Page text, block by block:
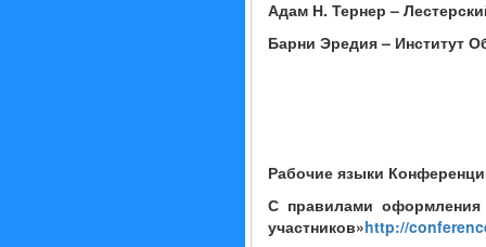
Адам Н. Тернер –
Барни Эредия – Институт
Рабочие языки
С правилами оформления
участников»http://